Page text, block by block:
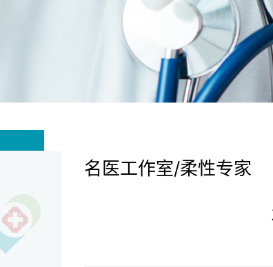
名医工作室/柔性专家